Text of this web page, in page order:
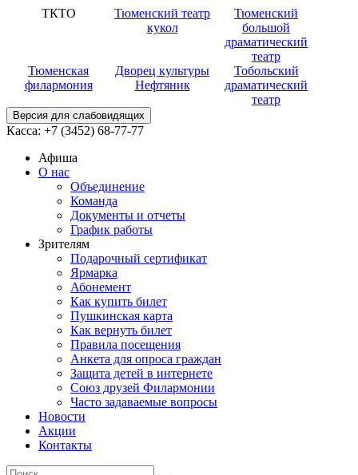
ТКТО
Тюменский театр
кукол
Тюменский
большой
драматический
театр
Тюменская
филармония
Дворец культуры
Нефтяник
Тобольский
драматический
театр
Версия для слабовидящих
Касса: +7 (3452) 68-77-77
Афиша
О нас
Объединение
Команда
Документы и отчеты
График работы
Зрителям
Подарочный сертификат
Ярмарка
Абонемент
Как купить билет
Пушкинская карта
Как вернуть билет
Правила посещения
Анкета для опроса граждан
Защита детей в интернете
Союз друзей Филармонии
Часто задаваемые вопросы
Новости
Акции
Контакты